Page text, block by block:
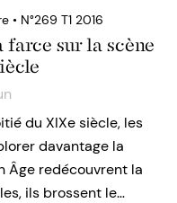
• N°269 T1 2016
farce sur la scène
du XIXe siècle, les
davantage la
Âge redécouvrent la
ils brossent le…